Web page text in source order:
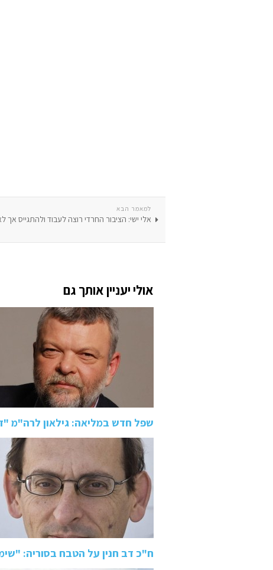
למאמר הבא
אלי ישי: הציבור החרדי רוצה לעבוד ולהתגייס אך
אולי יעניין אותך גם
שפל חדש במליאה: גילאון לרה"מ
ח"כ דב חנין על הטבח בסוריה: